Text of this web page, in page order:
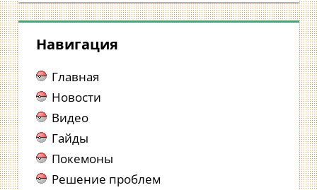
Навигация
Главная
Новости
Видео
Гайды
Покемоны
Решение проблем